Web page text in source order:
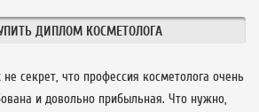
ДИПЛОМ КОСМЕТОЛОГА
секрет, что профессия косметолога очень
и довольно прибыльная. Что нужно,